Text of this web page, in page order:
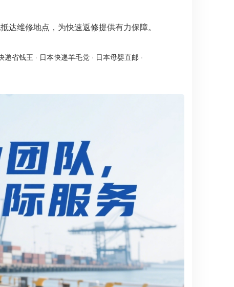
维修地点，为快速返修提供有力保障。
递省钱王 · 日本快递羊毛党 · 日本母婴直邮 ·